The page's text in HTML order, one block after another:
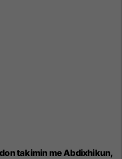
takimin me Abdixhikun,